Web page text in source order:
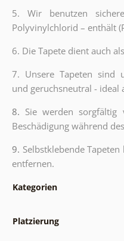
5. Wir benutzen
Polyvinylchlorid – enthält
6. Die Tapete dient auch
7. Unsere Tapeten sind
und geruchsneutral - ideal
8. Sie werden
Beschädigung während
9. Selbstklebende
entfernen.
Kategorien
Platzierung